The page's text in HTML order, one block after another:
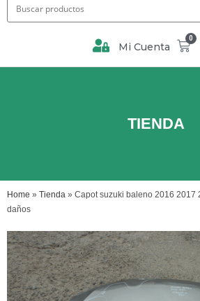
Mi Cuenta
0
TIENDA
Home » Tienda » Capot suzuki baleno 2016 2017
daños